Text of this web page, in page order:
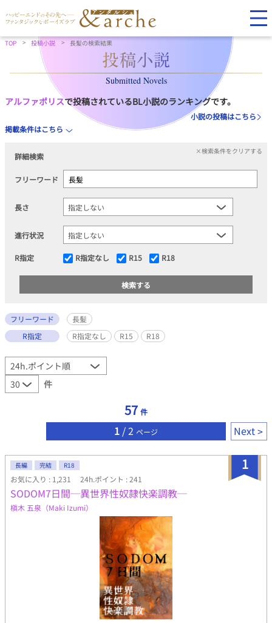
TOP 投稿小説 長髪の検索結果
Submitted Novels
アルファポリスで投稿されているBL小説のランキングです。
小説の投稿はこちら
掲載条件はこちら
詳細検索
×検索条件をクリアする
フリーワード
長さ
進行状況
R指定 R指定なし R15 R18
フリーワード
長髪
R指定
R指定なし R15 R18
件
57 件
1 / 2 ページ Next
1
長編 完結 R18
お気に入り : 1,231 24h.ポイント : 241
SODOM7日間─異世界性奴隷快楽調教─
槇木 五泉（Maki Izumi）